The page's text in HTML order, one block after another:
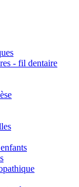
- fil dentaire